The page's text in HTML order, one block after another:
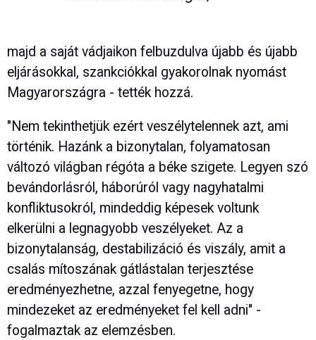
majd a saját vádjaikon felbuzdulva újabb és újabb
eljárásokkal, szankciókkal gyakorolnak nyomást
Magyarországra - tették hozzá.
"Nem tekinthetjük ezért veszélytelennek azt, ami
történik. Hazánk a bizonytalan, folyamatosan
változó világban régóta a béke szigete. Legyen szó
bevándorlásról, háborúról vagy nagyhatalmi
konfliktusokról, mindeddig képesek voltunk
elkerülni a legnagyobb veszélyeket. Az a
bizonytalanság, destabilizáció és viszály, amit a
csalás mítoszának gátlástalan terjesztése
eredményezhetne, azzal fenyegetne, hogy
mindezeket az eredményeket fel kell adni" -
fogalmaztak az elemzésben.